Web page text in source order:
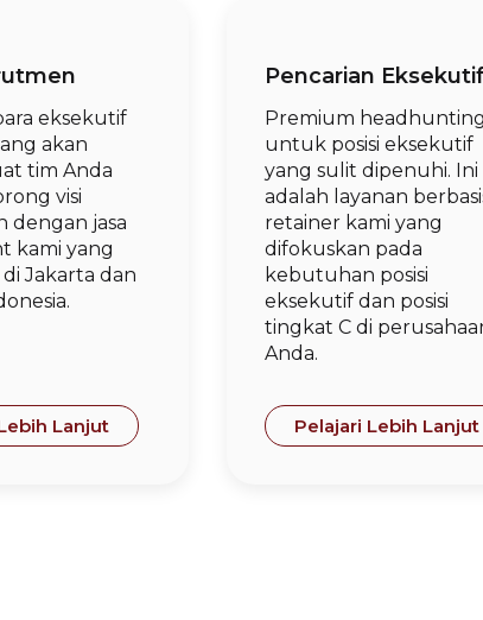
eksekutif
akan
tim Anda
visi
dengan jasa
kami yang
Jakarta dan
Lanjut
Pencarian
Premium headhunting
untuk posisi eksekutif
yang sulit dipenuhi. Ini
adalah layanan
retainer kami yang
difokuskan pada
kebutuhan posisi
eksekutif dan posisi
tingkat C di
Anda.
Pelajari Lebih Lanjut